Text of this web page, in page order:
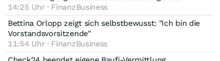
14:25 Uhr · FinanzBusiness
Bettina Orlopp zeigt sich selbstbewusst: "Ich bin die
Vorstandsvorsitzende"
11:54 Uhr · FinanzBusiness